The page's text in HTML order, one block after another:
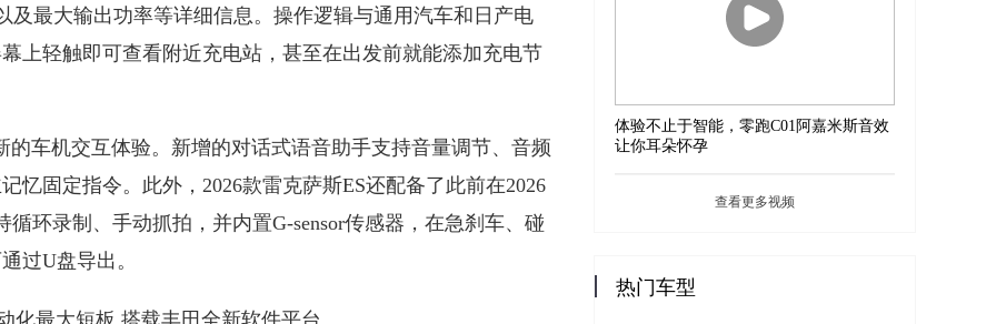
及最大输出功率等详细信息。操作逻辑与通用汽车和日产电
上轻触即可查看附近充电站，甚至在出发前就能添加充电节
机交互体验。新增的对话式语音助手支持音量调节、音频
忆固定指令。此外，2026款雷克萨斯ES还配备了此前在2026
环录制、手动抓拍，并内置G-sensor传感器，在急刹车、碰
过U盘导出。
体验不止于智能，零跑C01阿嘉米斯音效
让你耳朵怀孕
查看更多视频
热门车型